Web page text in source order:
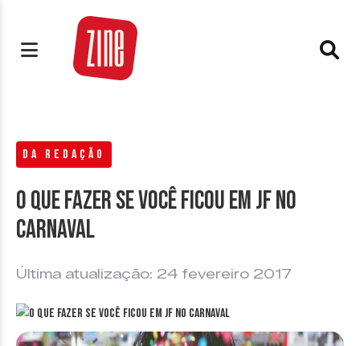
DA REDAÇÃO
O que fazer se você ficou em JF no
Carnaval
Última atualização: 24 fevereiro 2017